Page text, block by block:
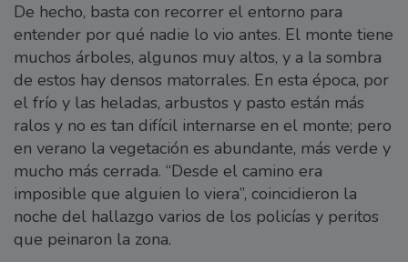
De hecho, basta con recorrer el entorno para
entender por qué nadie lo vio antes. El monte tiene
muchos árboles, algunos muy altos, y a la sombra
de estos hay densos matorrales. En esta época, por
el frío y las heladas, arbustos y pasto están más
ralos y no es tan difícil internarse en el monte; pero
en verano la vegetación es abundante, más verde y
mucho más cerrada. “Desde el camino era
imposible que alguien lo viera”, coincidieron la
noche del hallazgo varios de los policías y peritos
que peinaron la zona.